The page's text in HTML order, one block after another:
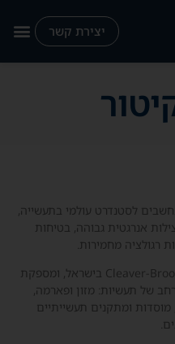
יצירת קשר
לסטנדרט עולמי בתעשייה,
אנרגטית גבוהה, בטיחות
רגולציה מחמירות.
היא הנציגה הבלעדית של Cleaver-Brooks בישראל, ומספקת
של תעשיות: מזון ופארמה,
מוסדות ומתקנים תעשייתיים